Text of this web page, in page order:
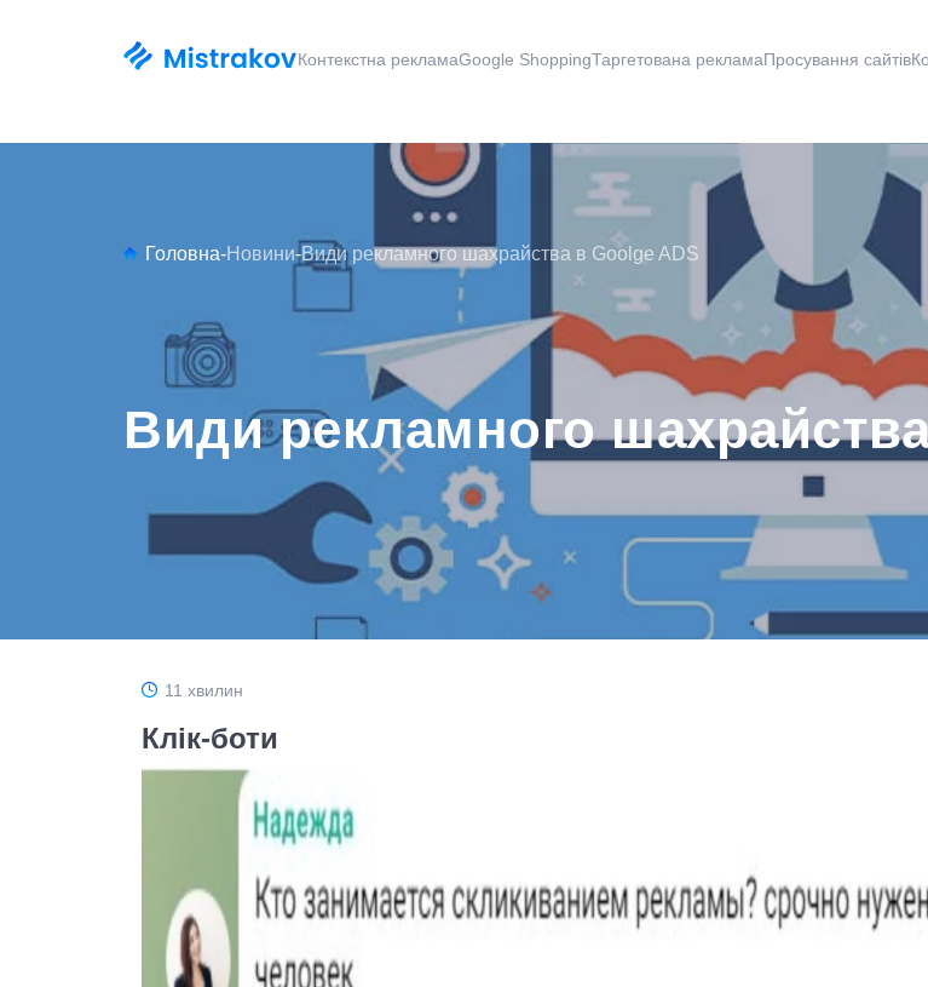
Контекстна рекламаGoogle ShoppingТаргетована рекламаПросування сайтів
Головна-Новини-Види рекламного шахрайства в Goolge ADS
Види рекламного
11 хвилин
Клік-боти